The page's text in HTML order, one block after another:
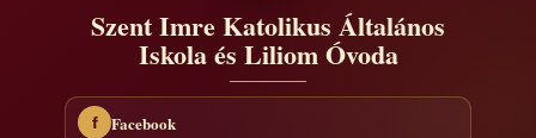
Szent Imre Katolikus Általános
Iskola és Liliom Óvoda
f Facebook